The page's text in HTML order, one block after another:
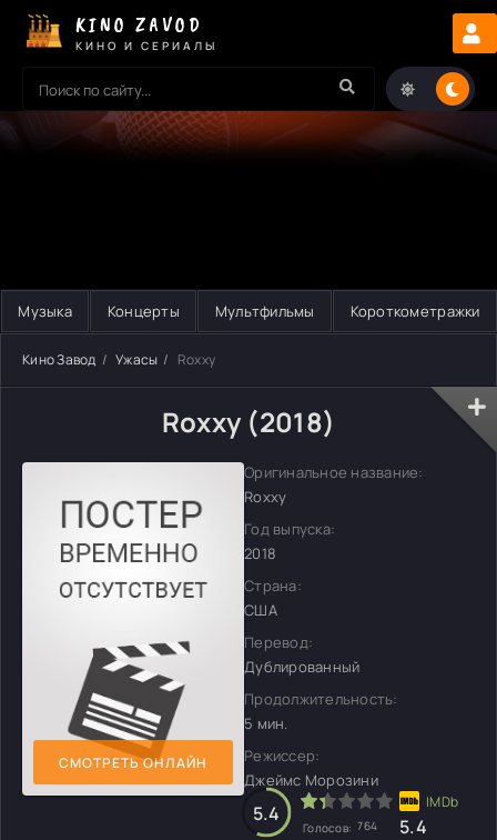
KINO ZAVOD
КИНО И СЕРИАЛЫ
Музыка Концерты Мультфильмы Короткометражки
Кино Завод Ужасы Roxxy
Roxxy (2018)
СМОТРЕТЬ ОНЛАЙН
Оригинальное название:
Roxxy
Год выпуска:
2018
Страна:
США
Перевод:
Дублированный
Продолжительность:
5 мин.
Режиссер:
Джеймс Морозини
5.4
Голосов: 764 5.4